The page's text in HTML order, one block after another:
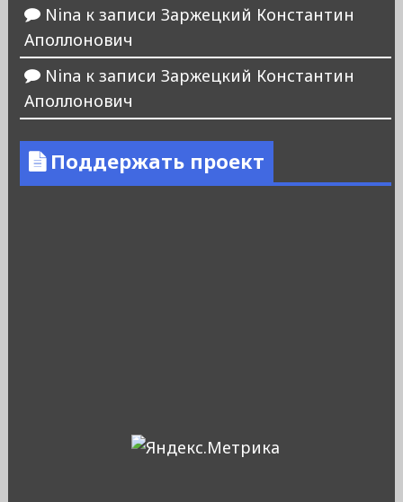
Nina к записи Заржецкий Константин
Аполлонович
Nina к записи Заржецкий Константин
Аполлонович
Поддержать проект